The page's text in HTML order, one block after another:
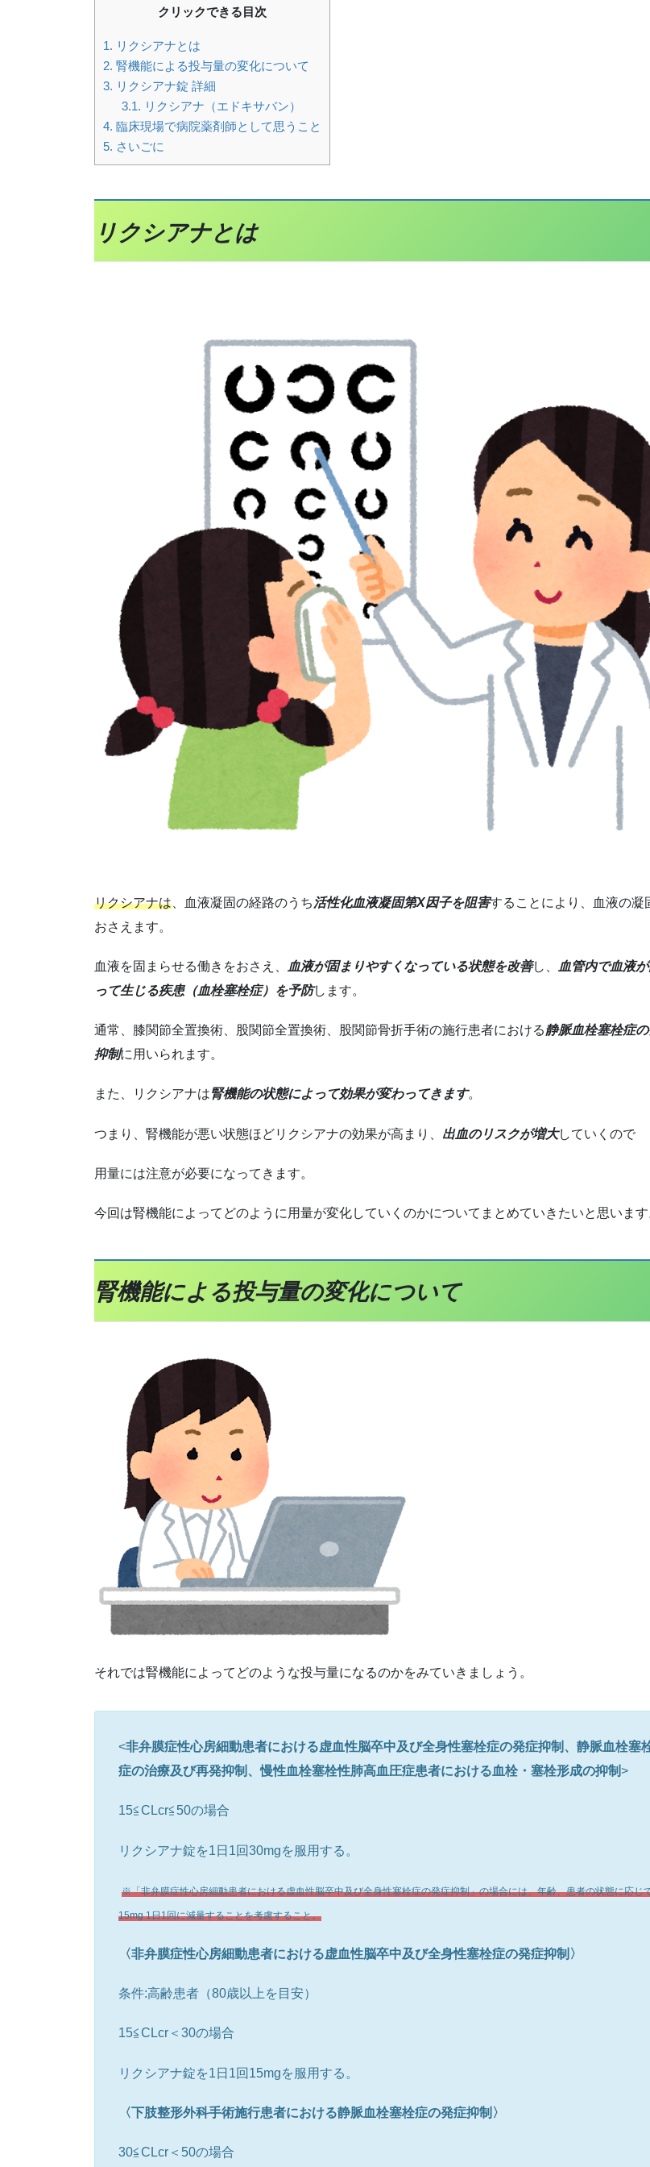
クリックできる目次
1. リクシアナとは
2. 腎機能による投与量の変化について
3. リクシアナ錠 詳細
3.1. リクシアナ（エドキサバン）
4. 臨床現場で病院薬剤師として思うこと
5. さいごに
リクシアナとは
リクシアナは 、血液凝固の経路のうち 活性化血液凝固第X因子を阻害することにより、血液の凝
おさえます。
血液を固まらせる働きをおさえ、 血液が固まりやすくなっている状態を改善し、
血管内で血液
って生じる疾患（血栓塞栓症）を予防します。
通常、膝関節全置換術、股関節全置換術、股関節骨折手術の施行患者における静脈血栓塞栓症
抑制に用いられます。
また、リクシアナは腎機能の状態によって効果が変わってきます。
つまり、腎機能が悪い状態ほどリクシアナの効果が高まり、 出血のリスクが増大していくので
用量には注意が必要になってきます。
今回は腎機能によってどのように用量が変化していくのかについてまとめていきたいと思います
腎機能による投与量の変化について
それでは腎機能によってどのような投与量になるのかをみていきましょう。
<非弁膜症性心房細動患者における虚血性脳卒中及び全身性塞栓症の発症抑制、静脈血栓塞
症の治療及び再発抑制、慢性血栓塞栓性肺高血圧症患者における血栓・塞栓形成の抑制>
15≦CLcr≦50の場合
リクシアナ錠を1日1回30mgを服用する。
※「非弁膜症性心房細動患者における虚血性脳卒中及び全身性塞栓症の発症抑制」の場合には、年齢、患者の状態に応じ
15mg 1日1回に減量することを考慮すること。
〈非弁膜症性心房細動患者における虚血性脳卒中及び全身性塞栓症の発症抑制〉
条件:高齢患者（80歳以上を目安）
15≦CLcr＜30の場合
リクシアナ錠を1日1回15mgを服用する。
〈下肢整形外科手術施行患者における静脈血栓塞栓症の発症抑制〉
30≦CLcr＜50の場合